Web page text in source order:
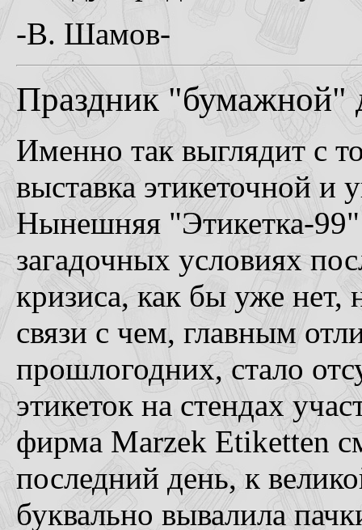
-В. Шамов-
Праздник "бумажной"
Именно так выглядит с
выставка этикеточной и
Нынешняя "Этикетка-
загадочных условиях
кризиса, как бы уже
связи с чем, главным
прошлогодних, стало
этикеток на стендах
фирма Marzek Etiketten
последний день, к
буквально вывалила